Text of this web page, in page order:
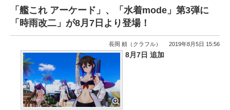
「艦これ アーケード」、「水着mode」第3弾に
「時雨改二」が8月7日より登場！
長岡 頼（クラフル） 2019年8月5日 15:56
8月7日 追加